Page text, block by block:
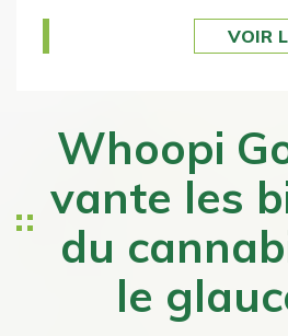
VOIR LE
Whoopi
vante les
du
le